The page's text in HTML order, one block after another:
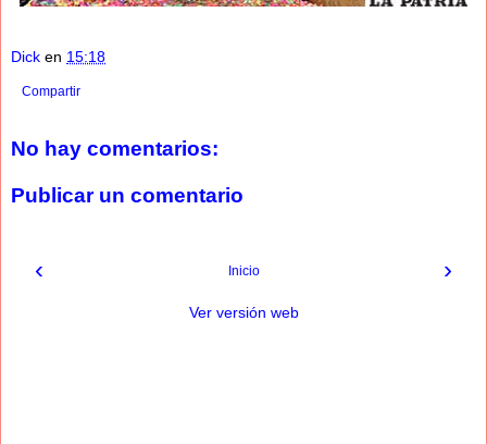
Dick en 15:18
Compartir
No hay comentarios:
Publicar un comentario
‹ ›
Inicio
Ver versión web